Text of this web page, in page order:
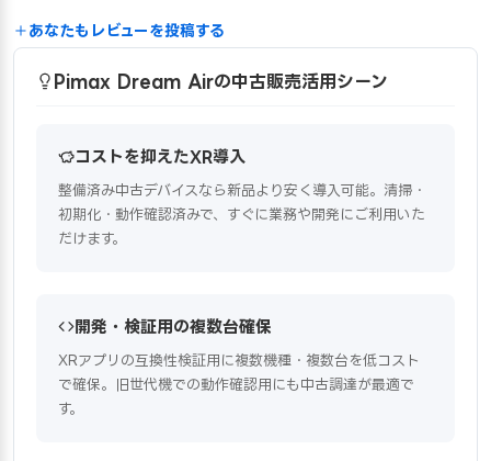
あなたもレビューを投稿する
Pimax Dream Airの中古販売活用シーン
コストを抑えたXR導入
整備済み中古デバイスなら新品より安く導入可能。清掃・
初期化・動作確認済みで、すぐに業務や開発にご利用いた
だけます。
開発・検証用の複数台確保
XRアプリの互換性検証用に複数機種・複数台を低コスト
で確保。旧世代機での動作確認用にも中古調達が最適で
す。